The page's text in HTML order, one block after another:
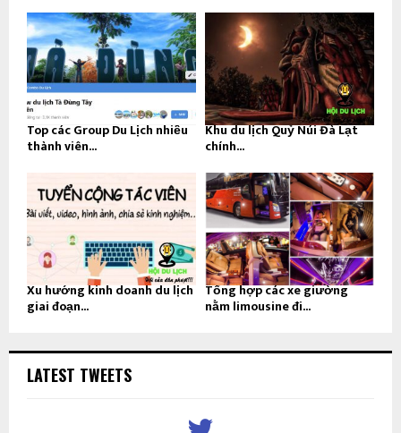
Top các Group Du Lịch nhiều
thành viên...
Khu du lịch Quỷ Núi Đà Lạt
chính...
Xu hướng kinh doanh du lịch
giai đoạn...
Tổng hợp các xe giường
nằm limousine đi...
LATEST TWEETS